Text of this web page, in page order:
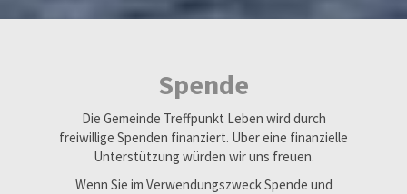
Spende
Die Gemeinde Treffpunkt Leben wird durch
freiwillige Spenden finanziert. Über eine finanzielle
Unterstützung würden wir uns freuen.
Wenn Sie im Verwendungszweck Spende und